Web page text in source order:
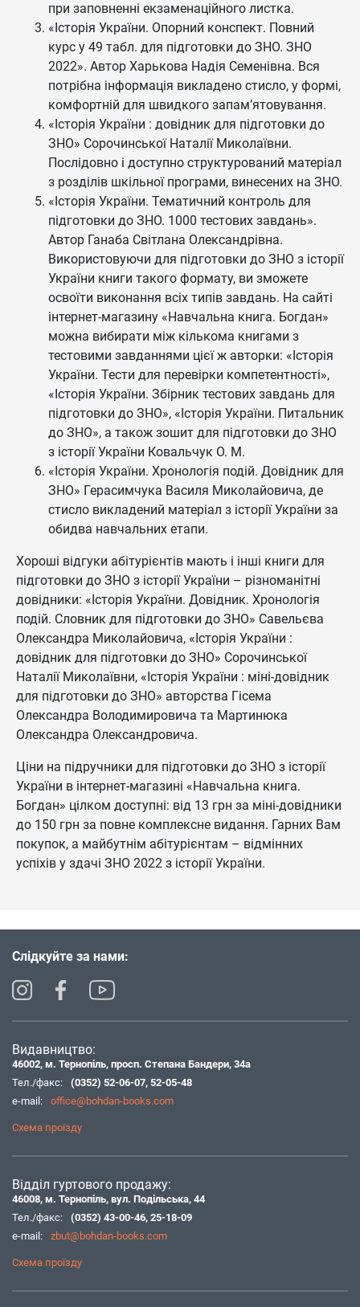
при заповненні екзаменаційного листка.
«Історія України. Опорний конспект. Повний
курс у 49 табл. для підготовки до ЗНО. ЗНО
2022». Автор Харькова Надія Семенівна. Вся
потрібна інформація викладено стисло, у формі,
комфортній для швидкого запам’ятовування.
«Історія України : довідник для підготовки до
ЗНО» Сорочинської Наталії Миколаївни.
Послідовно і доступно структурований матеріал
з розділів шкільної програми, винесених на ЗНО.
«Історія України. Тематичний контроль для
підготовки до ЗНО. 1000 тестових завдань».
Автор Ганаба Світлана Олександрівна.
Використовуючи для підготовки до ЗНО з історії
України книги такого формату, ви зможете
освоїти виконання всіх типів завдань. На сайті
інтернет-магазину «Навчальна книга. Богдан»
можна вибирати між кількома книгами з
тестовими завданнями цієї ж авторки: «Історія
України. Тести для перевірки компетентності»,
«Історія України. Збірник тестових завдань для
підготовки до ЗНО», «Історія України. Питальник
до ЗНО», а також зошит для підготовки до ЗНО
з історії України Ковальчук О. М.
«Історія України. Хронологія подій. Довідник для
ЗНО» Герасимчука Василя Миколайовича, де
стисло викладений матеріал з історії України за
обидва навчальних етапи.
Хороші відгуки абітурієнтів мають і інші книги для
підготовки до ЗНО з історії України – різноманітні
довідники: «Історія України. Довідник. Хронологія
подій. Словник для підготовки до ЗНО» Савельєва
Олександра Миколайовича, «Історія України :
довідник для підготовки до ЗНО» Сорочинської
Наталії Миколаївни, «Історія України : міні-довідник
для підготовки до ЗНО» авторства Гісема
Олександра Володимировича та Мартинюка
Олександра Олександровича.
Ціни на підручники для підготовки до ЗНО з історії
України в інтернет-магазині «Навчальна книга.
Богдан» цілком доступні: від 13 грн за міні-довідники
до 150 грн за повне комплексне видання. Гарних Вам
покупок, а майбутнім абітурієнтам – відмінних
успіхів у здачі ЗНО 2022 з історії України.
Слідкуйте за нами:
Видавництво:
46002, м. Тернопіль, просп. Степана Бандери, 34а
Тел./факс:
(0352) 52-06-07, 52-05-48
e-mail:
office@bohdan-books.com
Схема проїзду
Відділ гуртового продажу:
46008, м. Тернопіль, вул. Подільська, 44
Тел./факс:
(0352) 43-00-46, 25-18-09
e-mail:
zbut@bohdan-books.com
Схема проїзду